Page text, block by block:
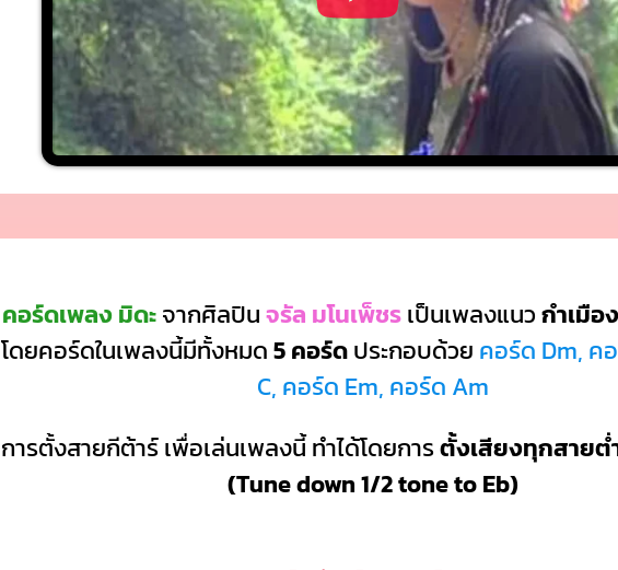
คอร์ดเพลง มิดะจากศิลปินจรัล มโนเพ็ชรเป็นเพลงแนวกำเมือ
โดยคอร์ดในเพลงนี้มีทั้งหมด5 คอร์ดประกอบด้วย คอร์ด Dm, ค
C, คอร์ด Em, คอร์ด Am
การตั้งสายกีต้าร์ เพื่อเล่นเพลงนี้ ทำได้โดยการตั้งเสียงทุกสายต่
(Tune down 1/2 tone to Eb)